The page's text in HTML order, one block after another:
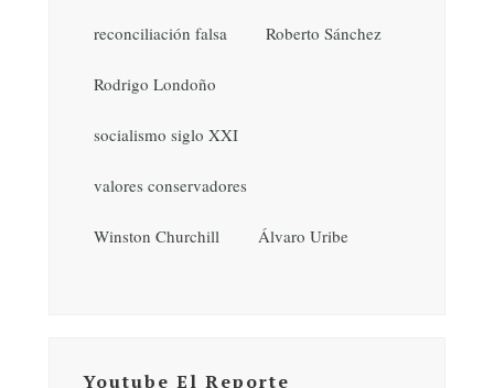
reconciliación falsa Roberto Sánchez
Rodrigo Londoño
socialismo siglo XXI
valores conservadores
Winston Churchill Álvaro Uribe
Youtube El Reporte